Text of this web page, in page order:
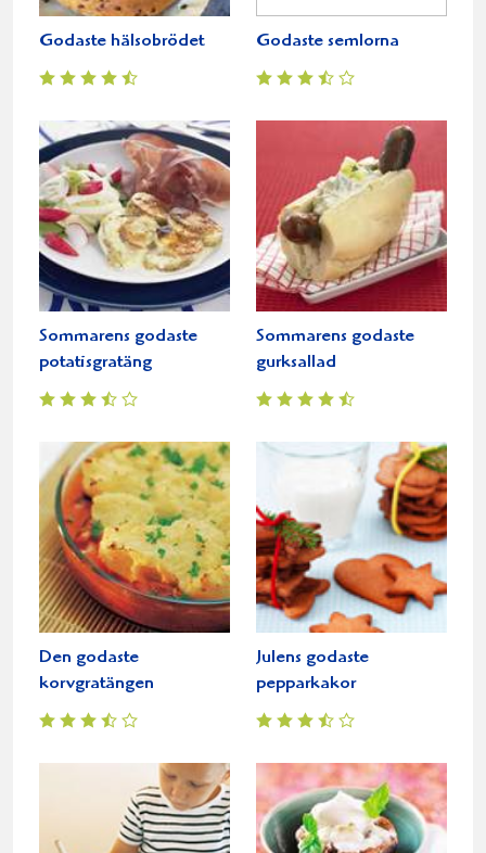
Godaste hälsobrödet Godaste semlorna
Sommarens godaste
potatisgratäng
Sommarens godaste
gurksallad
Den godaste
korvgratängen
Julens godaste
pepparkakor